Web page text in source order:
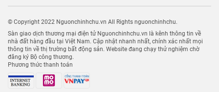
© Copyright 2022 Nguonchinhchu.vn All Rights nguonchinhchu.
Sàn giao dịch thương mại điện tử Nguonchinhchu.vn là kênh thông tin về
nhà đất hàng đầu tại Việt Nam. Cập nhật nhanh nhất, chính xác nhất mọi
thông tin về thị trường bất động sản. Website đang chạy thử nghiệm chờ
đăng ký Bộ công thương.
Phương thức thanh toán